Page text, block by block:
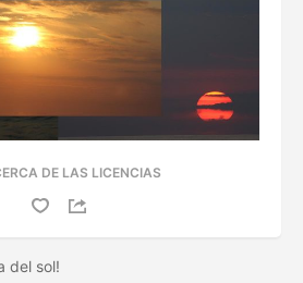
DE LAS LICENCIAS
del sol!